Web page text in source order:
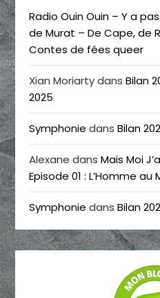
Radio Ouin Ouin – Y a
de Murat – De Cape, de
Contes de fées queer
Xian MoriartydansBilan
2025
Symphonie dansBilan
Alexane dansMais Moi
Episode 01 : L’Homme au
Symphonie dansBilan